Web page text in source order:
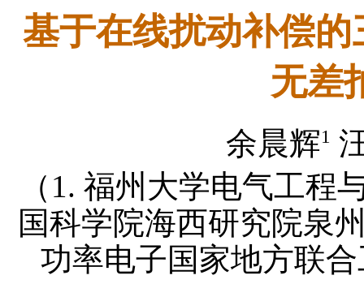
基于在线扰动补偿
无差
余晨辉1
（1. 福州大学电气工程
国科学院海西研究院泉
功率电子国家地方联